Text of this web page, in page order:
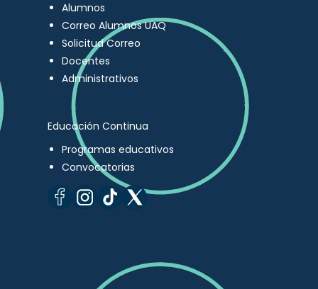
Alumnos
Correo Alumnos UAQ
Solicitud Correo
Docentes
Administrativos
Educación Continua
Programas educativos
Convocatorias